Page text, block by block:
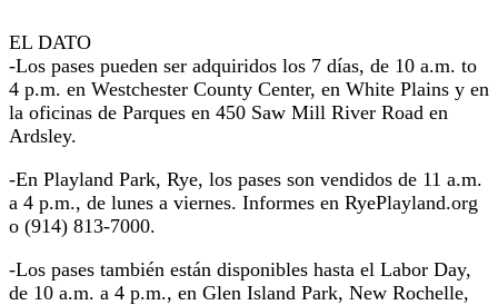
EL DATO
-Los pases pueden ser adquiridos los 7 días, de 10 a.m. to
4 p.m. en Westchester County Center, en White Plains y en
la oficinas de Parques en 450 Saw Mill River Road en
Ardsley.
-En Playland Park, Rye, los pases son vendidos de 11 a.m.
a 4 p.m., de lunes a viernes. Informes en RyePlayland.org
o (914) 813-7000.
-Los pases también están disponibles hasta el Labor Day,
de 10 a.m. a 4 p.m., en Glen Island Park, New Rochelle,